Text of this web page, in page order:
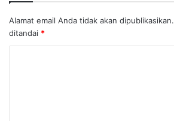
Alamat email Anda tidak akan dipublikasikan.
ditandai *